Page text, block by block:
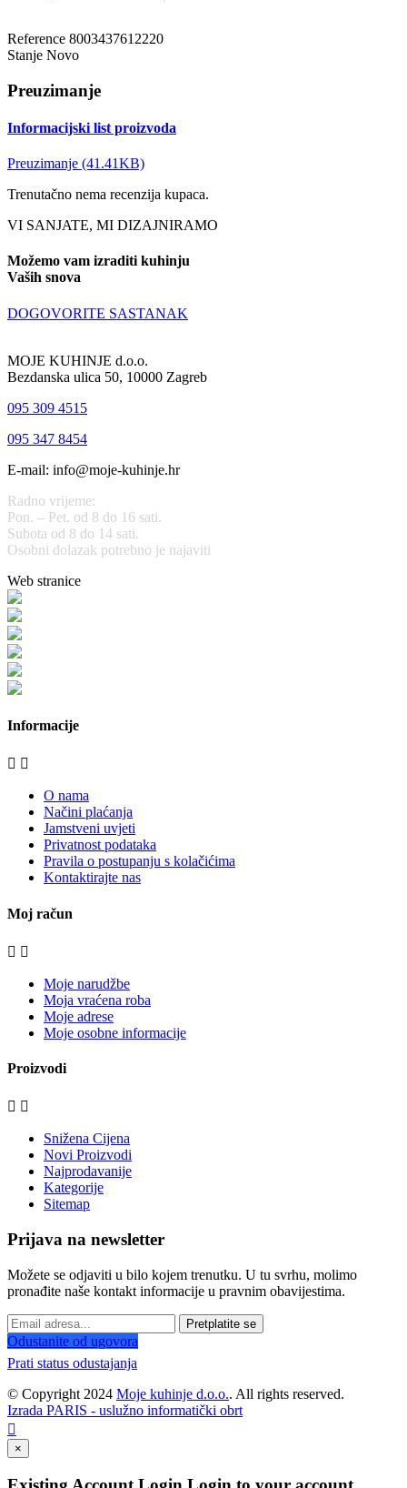
Reference 8003437612220
Stanje Novo
Preuzimanje
Informacijski list proizvoda
Preuzimanje (41.41KB)
Trenutačno nema recenzija kupaca.
VI SANJATE, MI DIZAJNIRAMO
Možemo vam izraditi kuhinju
Vaših snova
DOGOVORITE SASTANAK
MOJE KUHINJE d.o.o.
Bezdanska ulica 50, 10000 Zagreb
095 309 4515
095 347 8454
E-mail: info@moje-kuhinje.hr
Radno vrijeme:
Pon. – Pet. od 8 do 16 sati.
Subota od 8 do 14 sati.
Osobni dolazak potrebno je najaviti
Web stranice
Informacije
 
O nama
Načini plaćanja
Jamstveni uvjeti
Privatnost podataka
Pravila o postupanju s kolačićima
Kontaktirajte nas
Moj račun
 
Moje narudžbe
Moja vraćena roba
Moje adrese
Moje osobne informacije
Proizvodi
 
Snižena Cijena
Novi Proizvodi
Najprodavanije
Kategorije
Sitemap
Prijava na newsletter
Možete se odjaviti u bilo kojem trenutku. U tu svrhu, molimo
pronađite naše kontakt informacije u pravnim obavijestima.
Pretplatite se
Odustanite od ugovora
Prati status odustajanja
© Copyright 2024 Moje kuhinje d.o.o.. All rights reserved.
Izrada PARIS - uslužno informatički obrt

×